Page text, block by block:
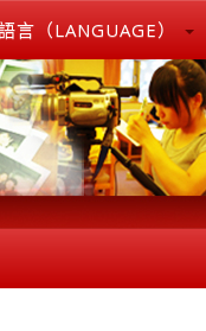
言（LANGUAGE）